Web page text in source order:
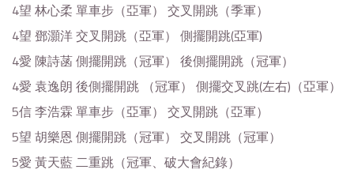
4望 林心柔 單車步（亞軍） 交叉開跳（季軍）
4望 鄧灝洋 交叉開跳（亞軍） 側擺開跳(亞軍)
4愛 陳詩菡 側擺開跳（冠軍） 後側擺開跳（冠軍）
4愛 袁逸朗 後側擺開跳 （冠軍） 側擺交叉跳(左右)（亞軍）
5信 李浩霖 單車步（亞軍） 交叉開跳（亞軍）
5望 胡樂恩 側擺開跳（冠軍） 交叉開跳（冠軍）
5愛 黃天藍 二重跳（冠軍、破大會紀錄）